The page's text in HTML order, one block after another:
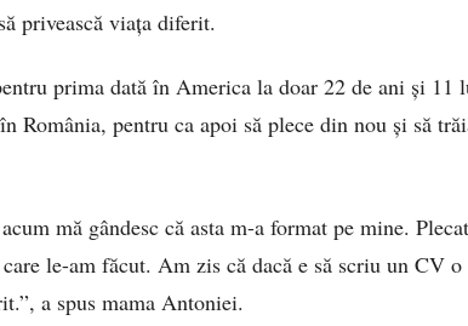
privească viața diferit.
prima dată în America la doar 22 de ani și 11
România, pentru ca apoi să plece din nou și să
mă gândesc că asta m-a format pe mine.
le-am făcut. Am zis că dacă e să scriu un CV o
a spus mama Antoniei.